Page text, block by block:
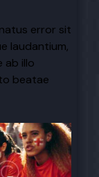
error sit
laudantium,
ab illo
beatae